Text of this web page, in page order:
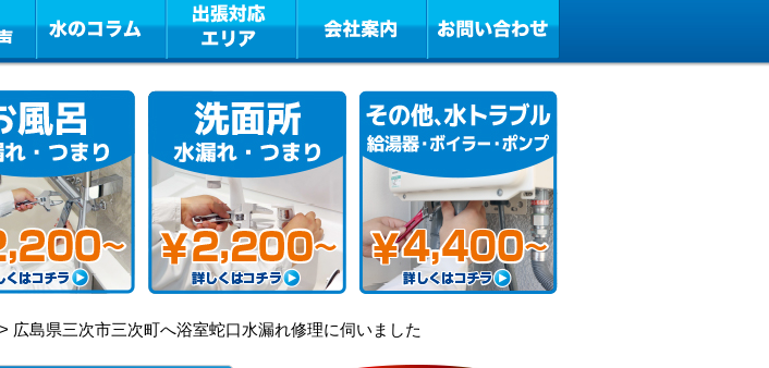
> 広島県三次市三次町へ浴室蛇口水漏れ修理に伺いました